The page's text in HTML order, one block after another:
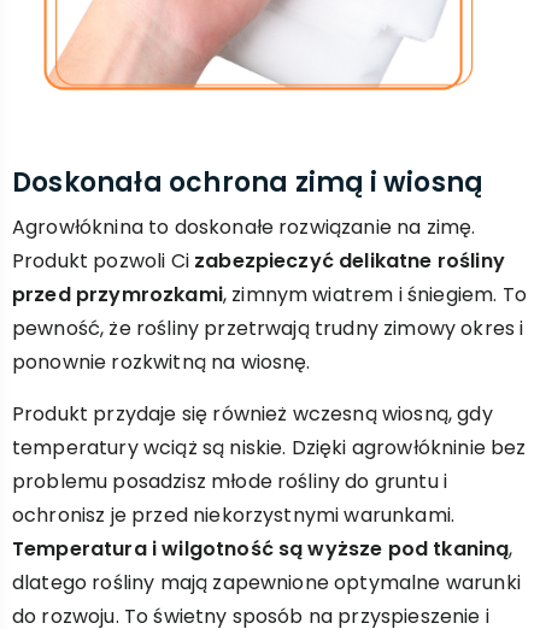
Doskonała ochrona zimą i wiosną
Agrowłóknina to doskonałe rozwiązanie na zimę.
Produkt pozwoli Ci zabezpieczyć delikatne rośliny
przed przymrozkami, zimnym wiatrem i śniegiem. To
pewność, że rośliny przetrwają trudny zimowy okres i
ponownie rozkwitną na wiosnę.
Produkt przydaje się również wczesną wiosną, gdy
temperatury wciąż są niskie. Dzięki agrowłókninie bez
problemu posadzisz młode rośliny do gruntu i
ochronisz je przed niekorzystnymi warunkami.
Temperatura i wilgotność są wyższe pod tkaniną,
dlatego rośliny mają zapewnione optymalne warunki
do rozwoju. To świetny sposób na przyspieszenie i